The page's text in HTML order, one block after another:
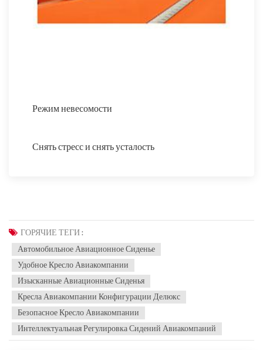
Режим невесомости
Снять стресс и снять усталость
ГОРЯЧИЕ ТЕГИ :
Автомобильное Авиационное Сиденье
Удобное Кресло Авиакомпании
Изысканные Авиационные Сиденья
Кресла Авиакомпании Конфигурации Делюкс
Безопасное Кресло Авиакомпании
Интеллектуальная Регулировка Сидений Авиакомпаний